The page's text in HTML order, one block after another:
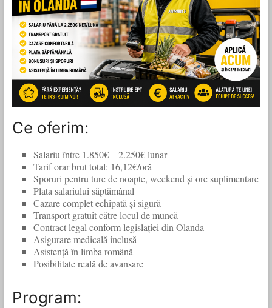
Ce oferim:
Salariu între 1.850€ – 2.250€ lunar
Tarif orar brut total: 16,12€/oră
Sporuri pentru ture de noapte, weekend și ore suplimentare
Plata salariului săptămânal
Cazare complet echipată și sigură
Transport gratuit către locul de muncă
Contract legal conform legislației din Olanda
Asigurare medicală inclusă
Asistență în limba română
Posibilitate reală de avansare
Program: